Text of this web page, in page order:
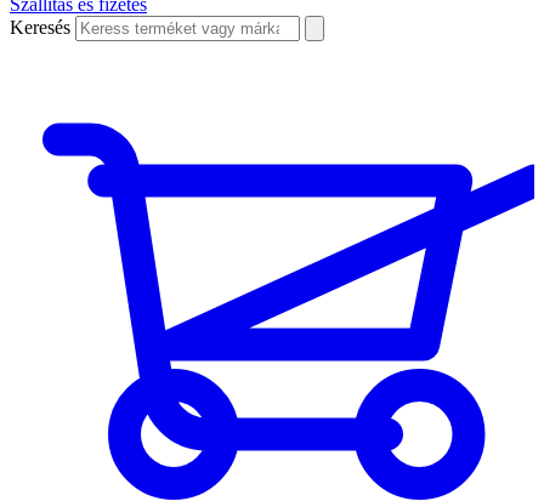
Szállítás és fizetés
Keresés